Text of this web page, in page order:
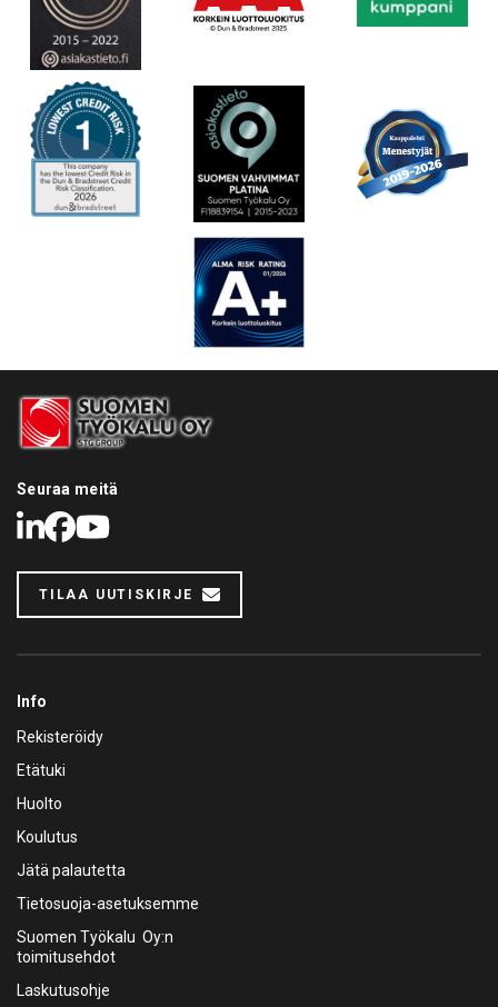
Seuraa meitä
LinkedIn
Facebook
Youtube
TILAA UUTISKIRJE
Info
Rekisteröidy
Etätuki
Huolto
Koulutus
Jätä palautetta
Tietosuoja-asetuksemme
Suomen Työkalu Oy:n
toimitusehdot
Laskutusohje